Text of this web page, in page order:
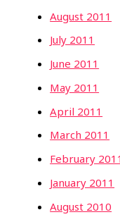
August 2011
July 2011
June 2011
May 2011
April 2011
March 2011
February 2011
January 2011
August 2010